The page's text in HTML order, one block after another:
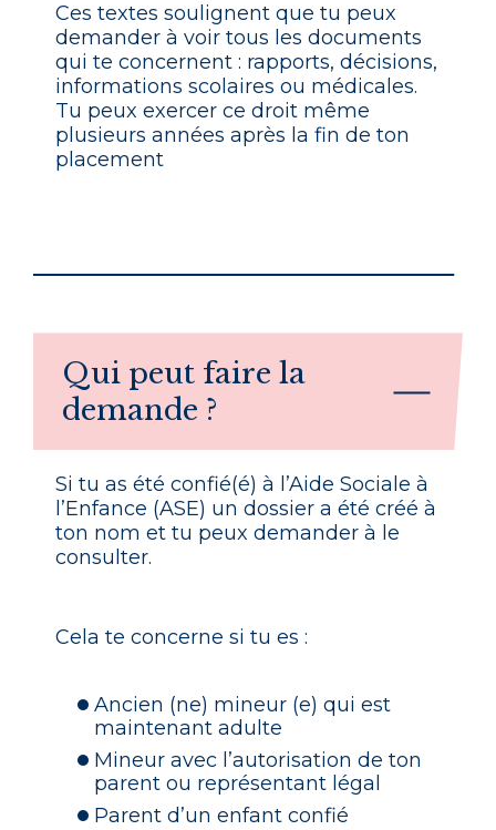
Ces textes soulignent que tu peux
demander à voir tous les documents
qui te concernent : rapports, décisions,
informations scolaires ou médicales.
Tu peux exercer ce droit même
plusieurs années après la fin de ton
placement
Qui peut faire la
demande ?
Si tu as été confié(é) à l’Aide Sociale à
l’Enfance (ASE) un dossier a été créé à
ton nom et tu peux demander à le
consulter.
Cela te concerne si tu es :
Ancien (ne) mineur (e) qui est
maintenant adulte
Mineur avec l’autorisation de ton
parent ou représentant légal
Parent d’un enfant confié